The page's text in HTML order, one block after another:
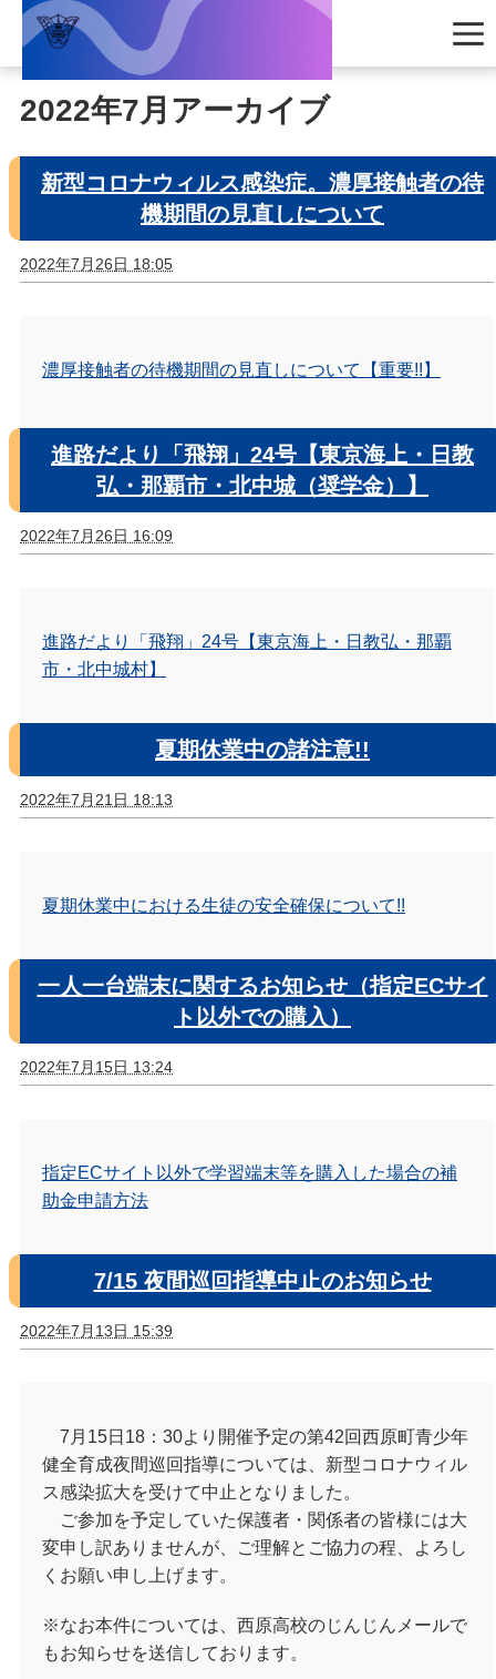
2022年7月アーカイブ
新型コロナウィルス感染症。濃厚接触者の待
機期間の見直しについて
2022年7月26日 18:05
濃厚接触者の待機期間の見直しについて 【重要!!】
進路だより「飛翔」24号【東京海上・日教
弘・那覇市・北中城（奨学金）】
2022年7月26日 16:09
進路だより「飛翔」24号【東京海上・日教弘・那覇
市・北中城村】
夏期休業中の諸注意!!
2022年7月21日 18:13
夏期休業中における生徒の安全確保について!!
一人一台端末に関するお知らせ（指定ECサイ
ト以外での購入）
2022年7月15日 13:24
指定ECサイト以外で学習端末等を購入した場合の補
助金申請方法
7/15 夜間巡回指導中止のお知らせ
2022年7月13日 15:39
7月15日18：30より開催予定の第42回西原町青少年
健全育成夜間巡回指導については、新型コロナウィル
ス感染拡大を受けて中止となりました。
ご参加を予定していた保護者・関係者の皆様には大
変申し訳ありませんが、ご理解とご協力の程、よろし
くお願い申し上げます。
※なお本件については、西原高校のじんじんメールで
もお知らせを送信しております。